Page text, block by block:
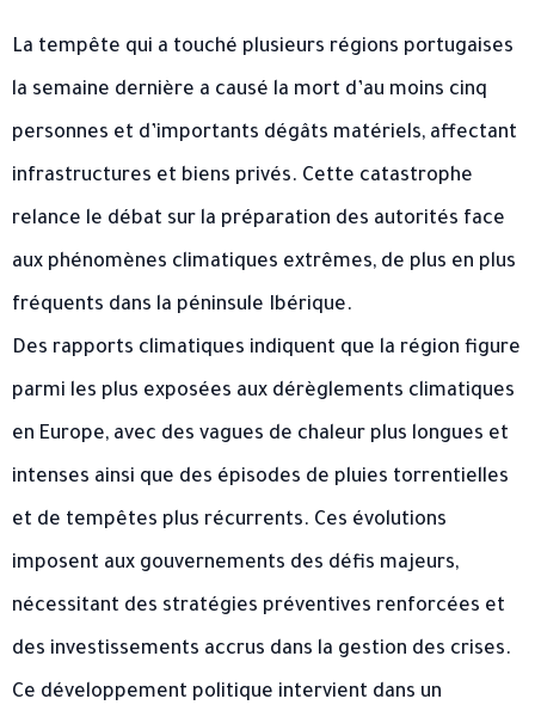
La tempête qui a touché plusieurs régions portugaises
la semaine dernière a causé la mort d’au moins cinq
personnes et d’importants dégâts matériels, affectant
infrastructures et biens privés. Cette catastrophe
relance le débat sur la préparation des autorités face
aux phénomènes climatiques extrêmes, de plus en plus
fréquents dans la péninsule Ibérique.
Des rapports climatiques indiquent que la région figure
parmi les plus exposées aux dérèglements climatiques
en Europe, avec des vagues de chaleur plus longues et
intenses ainsi que des épisodes de pluies torrentielles
et de tempêtes plus récurrents. Ces évolutions
imposent aux gouvernements des défis majeurs,
nécessitant des stratégies préventives renforcées et
des investissements accrus dans la gestion des crises.
Ce développement politique intervient dans un